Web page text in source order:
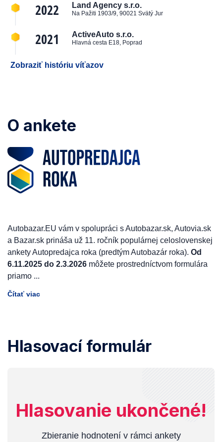
2022 Land Agency s.r.o.
Na Pažiti 1903/9, 90021 Svätý Jur
2021 ActiveAuto s.r.o.
Hlavná cesta E18, Poprad
Zobraziť históriu víťazov
O ankete
Autobazar.EU vám v spolupráci s Autobazar.sk, Autovia.sk
a Bazar.sk prináša už 11. ročník populárnej celoslovenskej
ankety Autopredajca roka (predtým Autobazár roka). Od
6.11.2025 do 2.3.2026 môžete prostredníctvom formulára
priamo ...
Čítať viac
Hlasovací formulár
Hlasovanie ukončené!
Zbieranie hodnotení v rámci ankety